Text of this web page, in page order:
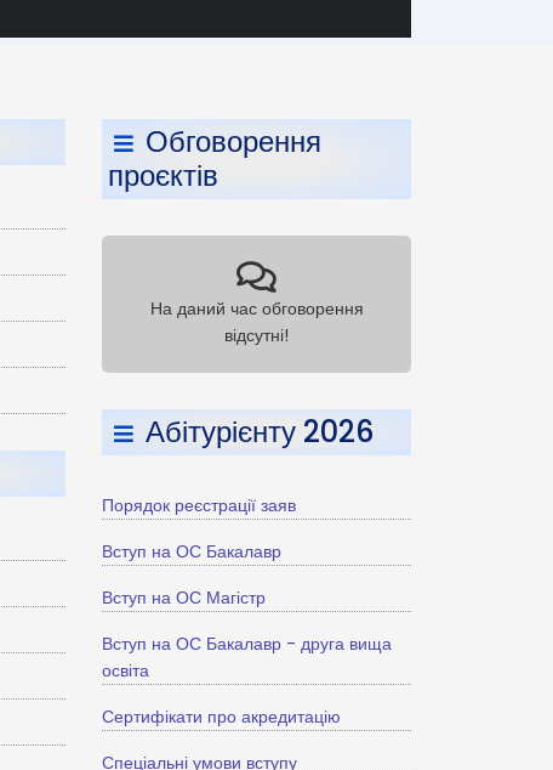
Обговорення
проєктів
На даний час обговорення
відсутні!
Абітурієнту 2026
Порядок реєстрації заяв
Вступ на ОС Бакалавр
Вступ на ОС Магістр
Вступ на ОС Бакалавр - друга вища
освіта
Сертифікати про акредитацію
Спеціальні умови вступу